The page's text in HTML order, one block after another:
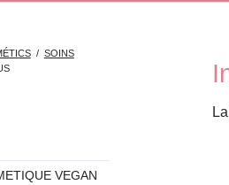
La
SOINS
VEGAN